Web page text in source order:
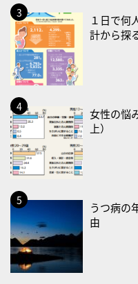
・世界人道デー
・食育の日
2026/08/21(金)
・治療アプリの日
・献血の日
2026/08/22(土)
・禁煙の日
2026/08/23(日)
・不眠の日
・乳酸菌の日
2026/08/25(火)
・いたわり肌の日
１日で何
計から探
女性の悩
上）
うつ病の
由